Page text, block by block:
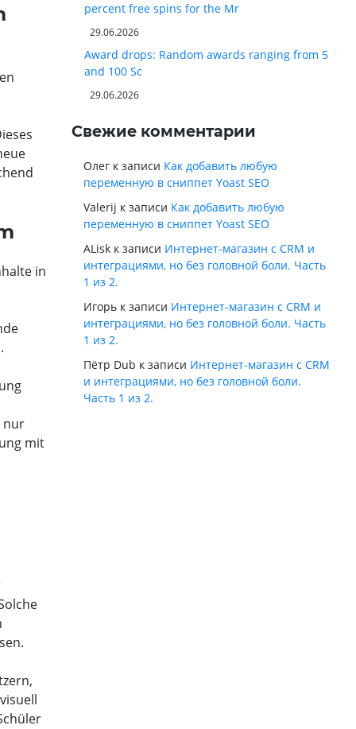
in
nur
mit
percent free spins for the Mr
29.06.2026
Award drops: Random awards ranging from 5
and 100 Sc
29.06.2026
Свежие комментарии
Олегк записи Как добавить любую
переменную в сниппет Yoast SEO
Valerij к записи Как добавить любую
переменную в сниппет Yoast SEO
ALiskк записи Интернет-магазин с CRM и
интеграциями, но без головной боли. Часть
1 из 2.
Игорьк записи Интернет-магазин с CRM и
интеграциями, но без головной боли. Часть
1 из 2.
Пётр Dub к записи Интернет-магазин с CRM
и интеграциями, но без головной боли.
Часть 1 из 2.